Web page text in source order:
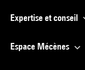
Expertise et conseil
Espace Mécènes